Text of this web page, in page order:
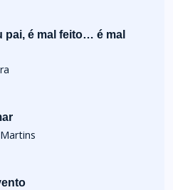
pai, é mal feito… é mal